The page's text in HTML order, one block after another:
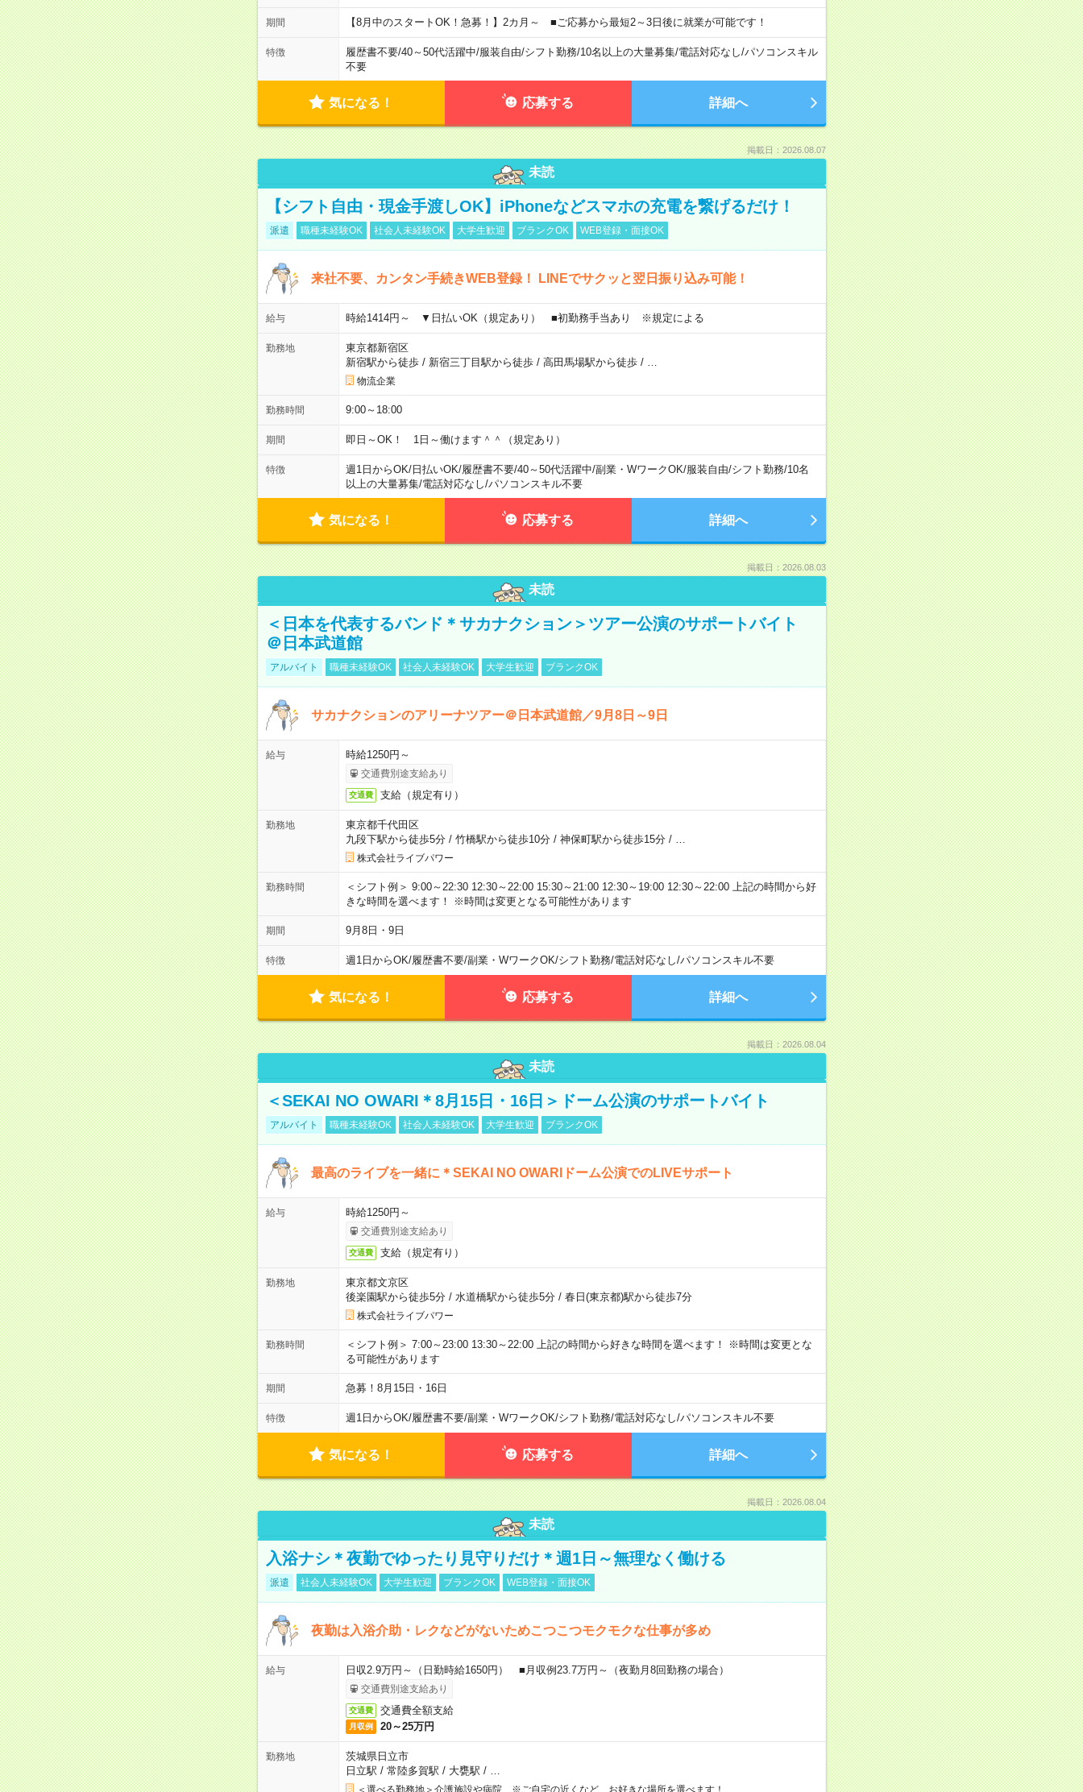
期間 【8月中のスタートOK！急募！】2カ月～ ■ご応募から最短2～3日後に就業が可能です！
特徴 履歴書不要/40～50代活躍中/服装自由/シフト勤務/10名以上の大量募集/電話対応なし/パソコンスキル
不要
気になる！ 応募する 詳細へ
掲載日：2026.08.07
未読
【シフト自由・現金手渡しOK】iPhoneなどスマホの充電を繋げるだけ！
派遣 職種未経験OK 社会人未経験OK 大学生歓迎 ブランクOK WEB登録・面接OK
来社不要、カンタン手続きWEB登録！ LINEでサクッと翌日振り込み可能！
給与 時給1414円～ ▼日払いOK（規定あり） ■初勤務手当あり ※規定による
勤務地
東京都新宿区
新宿駅から徒歩/ 新宿三丁目駅から徒歩/ 高田馬場駅から徒歩/
物流企業
勤務時間 9:00～18:00
期間 即日～OK！ 1日～働けます＾＾（規定あり）
特徴 週1日からOK/日払いOK/履歴書不要/40～50代活躍中/副業・WワークOK/服装自由/シフト勤務/10名
以上の大量募集/電話対応なし/パソコンスキル不要
気になる！ 応募する 詳細へ
掲載日：2026.08.03
未読
＜日本を代表するバンド＊サカナクション＞ツアー公演のサポートバイト
＠日本武道館
アルバイト 職種未経験OK 社会人未経験OK 大学生歓迎 ブランクOK
サカナクションのアリーナツアー＠日本武道館／9月8日～9日
給与 時給1250円～
交通費別途支給あり
交通費 支給（規定有り）
勤務地
東京都千代田区
九段下駅から徒歩5分/ 竹橋駅から徒歩10分/ 神保町駅から徒歩15分/
株式会社ライブパワー
勤務時間
＜シフト例＞ 9:00～22:30 12:30～22:00 15:30～21:00 12:30～19:00 12:30～22:00 上記の時間から好
きな時間を選べます！ ※時間は変更となる可能性があります
期間 9月8日・9日
特徴 週1日からOK/履歴書不要/副業・WワークOK/シフト勤務/電話対応なし/パソコンスキル不要
気になる！ 応募する 詳細へ
掲載日：2026.08.04
未読
＜SEKAI NO OWARI＊8月15日・16日＞ドーム公演のサポートバイト
アルバイト 職種未経験OK 社会人未経験OK 大学生歓迎 ブランクOK
最高のライブを一緒に＊SEKAI NO OWARIドーム公演でのLIVEサポート
給与 時給1250円～
交通費別途支給あり
交通費 支給（規定有り）
勤務地
東京都文京区
後楽園駅から徒歩5分/ 水道橋駅から徒歩5分/ 春日(東京都)駅から徒歩7分
株式会社ライブパワー
勤務時間
＜シフト例＞ 7:00～23:00 13:30～22:00 上記の時間から好きな時間を選べます！ ※時間は変更とな
る可能性があります
期間 急募！8月15日・16日
特徴 週1日からOK/履歴書不要/副業・WワークOK/シフト勤務/電話対応なし/パソコンスキル不要
気になる！ 応募する 詳細へ
掲載日：2026.08.04
未読
入浴ナシ＊夜勤でゆったり見守りだけ＊週1日～無理なく働ける
派遣 社会人未経験OK 大学生歓迎 ブランクOK WEB登録・面接OK
夜勤は入浴介助・レクなどがないためこつこつモクモクな仕事が多め
給与 日収2.9万円～（日勤時給1650円） ■月収例23.7万円～（夜勤月8回勤務の場合）
交通費別途支給あり
交通費 交通費全額支給
月収例 20～25万円
勤務地
茨城県日立市
日立駅 / 常陸多賀駅 / 大甕駅 /
＜選べる勤務地＞介護施設や病院 ※ご自宅の近くなど、お好きな場所を選べます！